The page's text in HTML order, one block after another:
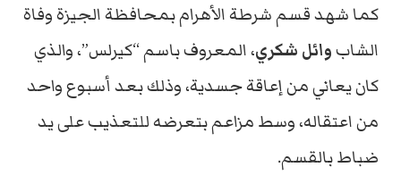
كما شهد قسم شرطة الأهرام بمحافظة الجيزة وفاة
الشابوائل شكري، المعروف باسم “كيرلس”، والذي
كان يعاني من إعاقة جسدية، وذلك بعد أسبوع واحد
من اعتقاله، وسط مزاعم بتعرضه للتعذيب على يد
ضباط بالقسم.